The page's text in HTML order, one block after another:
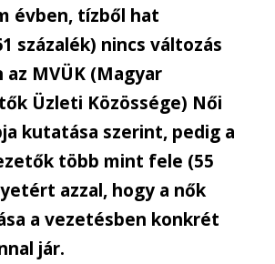
évben, tízből hat
százalék) nincs változás
MVÜK (Magyar
Üzleti Közössége) Női
kutatása szerint, pedig a
több mint fele (55
azzal, hogy a nők
a vezetésben konkrét
jár.